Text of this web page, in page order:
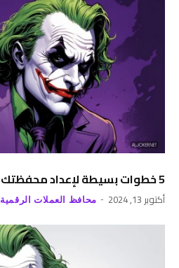
5 خطوات بسيطة لإعداد محفظتك الرقمية الأولى
أكتوبر 13, 2024 محافظ العملات الرقمية